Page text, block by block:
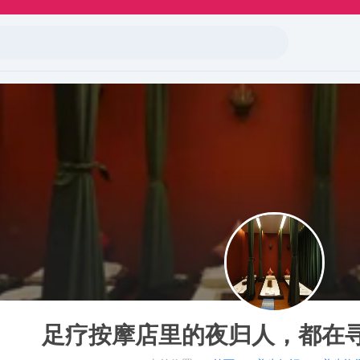
足疗按摩店里的夜归人，都在